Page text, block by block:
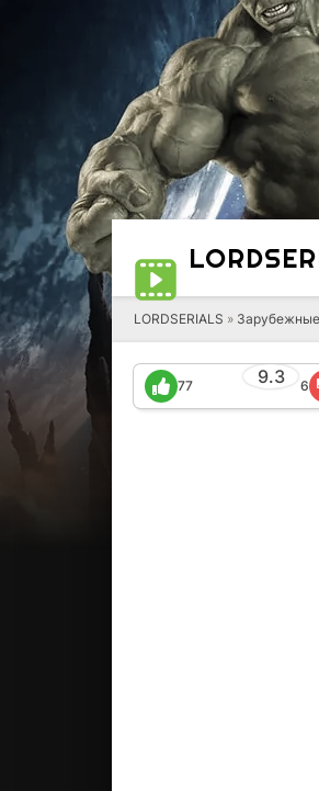
LORD
LORDSERIALS »
9.3
77 6